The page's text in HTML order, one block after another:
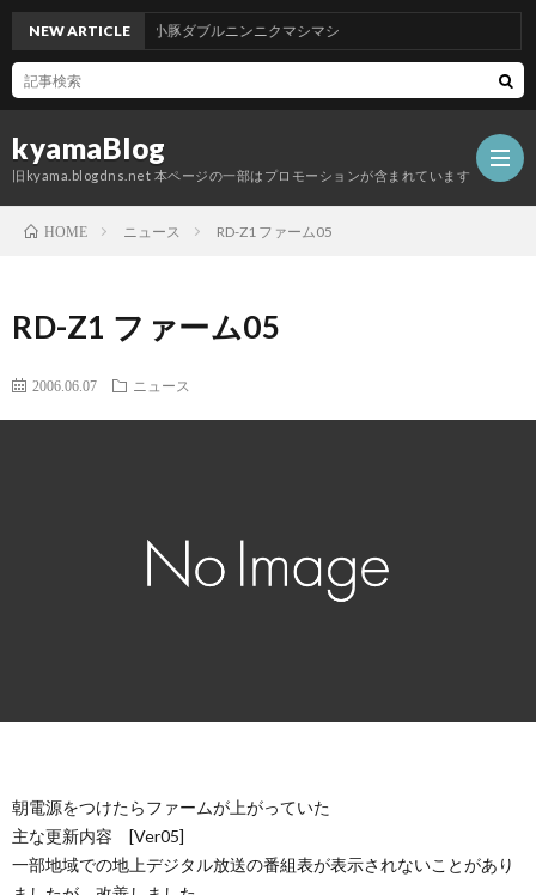
kyamaBlog
旧kyama.blogdns.net 本ページの一部はプロモーションが含まれています
NEW ARTICLE
千住東口店 つけ麺小豚ダブルニンニクマシマシ
HOME ニュース RD-Z1 ファーム05
RD-Z1 ファーム05
2006.06.07 ニュース
朝電源をつけたらファームが上がっていた
主な更新内容 [Ver05]
一部地域での地上デジタル放送の番組表が表示されないことがあり